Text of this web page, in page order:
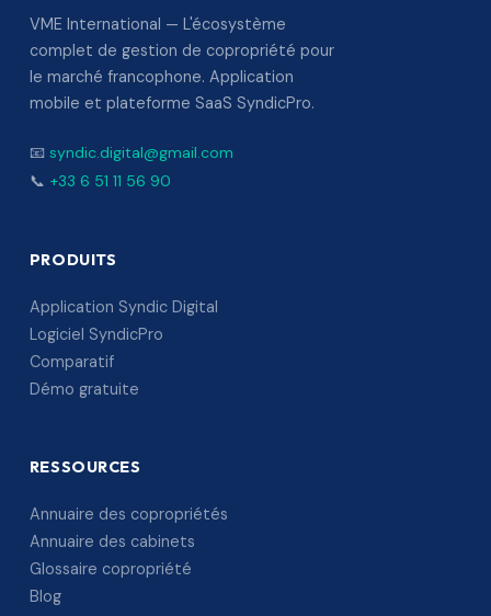
VME International — L'écosystème
complet de gestion de copropriété pour
le marché francophone. Application
mobile et plateforme SaaS SyndicPro.
📧 syndic.digital@gmail.com
📞 +33 6 51 11 56 90
PRODUITS
Application Syndic Digital
Logiciel SyndicPro
Comparatif
Démo gratuite
RESSOURCES
Annuaire des copropriétés
Annuaire des cabinets
Glossaire copropriété
Blog